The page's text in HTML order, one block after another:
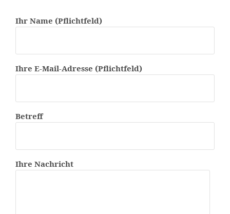
Ihr Name (Pflichtfeld)
Ihre E-Mail-Adresse (Pflichtfeld)
Betreff
Ihre Nachricht